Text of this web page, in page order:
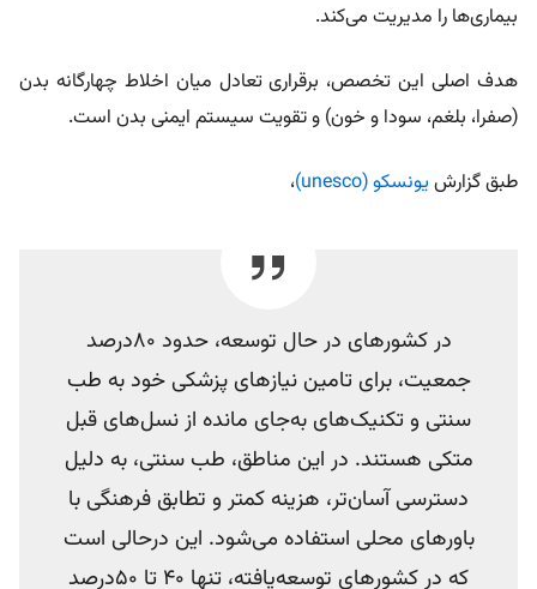
بیماری‌ها را مدیریت می‌کند.
هدف اصلی این تخصص، برقراری تعادل میان اخلاط چهارگانه بدن
(صفرا، بلغم، سودا و خون) و تقویت سیستم ایمنی بدن است.
طبق گزارش یونسکو (unesco) ،
در کشورهای در حال توسعه، حدود 80درصد
جمعیت، برای تامین نیازهای پزشکی خود به طب
سنتی و تکنیک‌های به‌جای مانده از نسل‌های قبل
متکی هستند. در این مناطق، طب سنتی، به دلیل
دسترسی آسان‌تر، هزینه کمتر و تطابق فرهنگی با
باورهای محلی استفاده می‌شود. این درحالی است
که در کشورهای توسعه‌یافته، تنها 40 تا 50درصد